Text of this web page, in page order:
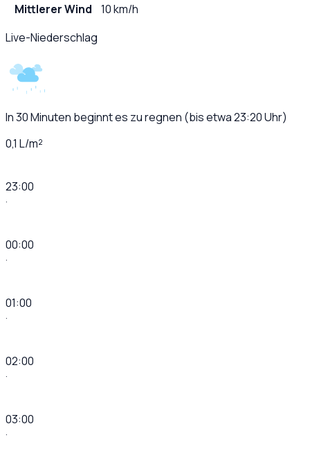
Mittlerer Wind
10 km/h
Live-Niederschlag
In 30 Minuten beginnt es zu regnen (bis etwa 23:20 Uhr)
0,1 L/m²
23:00
·
00:00
·
01:00
·
02:00
·
03:00
·